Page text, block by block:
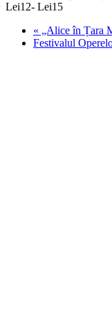
Lei12- Lei15
« „Alice în Țara
Festivalul